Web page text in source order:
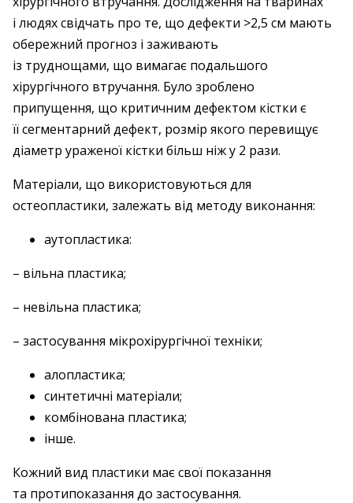
і людях свідчать про те, що дефекти >2,5 см мають
обережний прогноз і заживають
із труднощами, що вимагає подальшого
хірургічного втручання. Було зроблено
припущення, що критичним дефектом кістки є
її сегментарний дефект, розмір якого перевищує
діа­метр ураженої кістки більш ніж у 2 рази.
Матеріали, що використовуються для
остеопластики, залежать від методу виконання:
аутопластика:
– вільна пластика;
– невільна пластика;
– застосування мікрохірургічної техніки;
алопластика;
синтетичні матеріали;
комбінована пластика;
інше.
Кожний вид пластики має свої показання
та протипоказання до застосування.